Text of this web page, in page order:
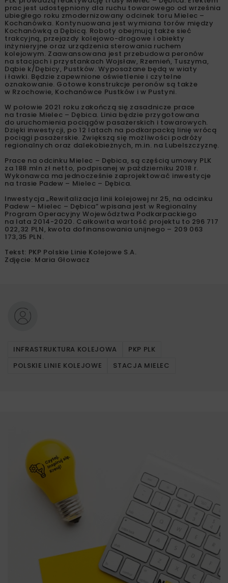
prac jest udostępniony dla ruchu towarowego od września
ubiegłego roku zmodernizowany odcinek toru Mielec –
Kochanówka. Kontynuowana jest wymiana torów między
Kochanówką a Dębicą. Roboty obejmują także sieć
trakcyjną, przejazdy kolejowo-drogowe i obiekty
inżynieryjne oraz urządzenia sterowania ruchem
kolejowym. Zaawansowana jest przebudowa peronów
na stacjach i przystankach Wojsław, Rzemień, Tuszyma,
Dąbie k/Dębicy, Pustków. Wyposażane będą w wiaty
i ławki. Będzie zapewnione oświetlenie i czytelne
oznakowanie. Gotowe konstrukcje peronów są także
w Rzochowie, Kochanówce Pustków i w Pustyni.
W połowie 2021 roku zakończą się zasadnicze prace
na trasie Mielec – Dębica. Linia będzie przygotowana
do uruchomienia pociągów pasażerskich i towarowych.
Dzięki inwestycji, po 12 latach na podkarpacką linię wrócą
pociągi pasażerskie. Zwiększą się możliwości podróży
regionalnych oraz dalekobieżnych, m.in. na Lubelszczyznę.
Prace na odcinku Mielec – Dębica, są częścią umowy PLK
za 188 mln zł netto, podpisanej w październiku 2018 r.
Wykonawca ma jednocześnie zaprojektować inwestycje
na trasie Padew – Mielec – Dębica.
Inwestycja „Rewitalizacja linii kolejowej nr 25, na odcinku
Padew – Mielec – Dębica” wpisana jest w Regionalny
Program Operacyjny Województwa Podkarpackiego
na lata 2014-2020. Całkowita wartość projektu to 296 717
022,32 PLN, kwota dofinansowania unijnego – 209 063
173,35 PLN.
Tekst: PKP Polskie Linie Kolejowe S.A.
Zdjęcie: Maria Głowacz
INFRASTRUKTURA KOLEJOWA
PKP PLK
POLSKIE LINIE KOLEJOWE
STACJA MIELEC